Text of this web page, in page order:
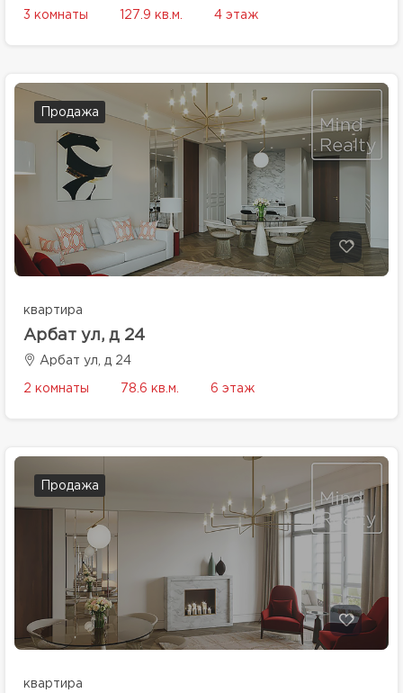
3 комнаты 127.9 кв.м. 4 этаж
Продажа
квартира
Арбат ул, д 24
Арбат ул, д 24
2 комнаты 78.6 кв.м. 6 этаж
Продажа
квартира